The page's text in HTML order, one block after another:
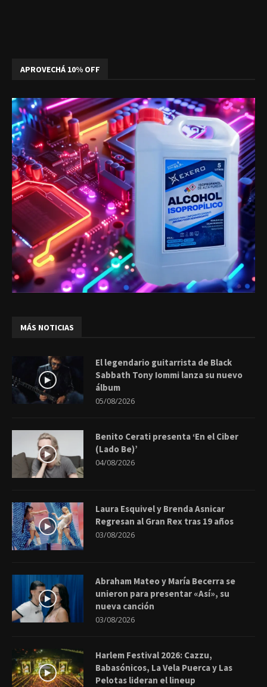
APROVECHÁ 10% OFF
MÁS NOTICIAS
El legendario guitarrista de Black
Sabbath Tony Iommi lanza su nuevo
álbum
05/08/2026
Benito Cerati presenta ‘En el Ciber
(Lado Be)’
04/08/2026
Laura Esquivel y Brenda Asnicar
Regresan al Gran Rex tras 19 años
03/08/2026
Abraham Mateo y María Becerra se
unieron para presentar «Así», su
nueva canción
03/08/2026
Harlem Festival 2026: Cazzu,
Babasónicos, La Vela Puerca y Las
Pelotas lideran el lineup